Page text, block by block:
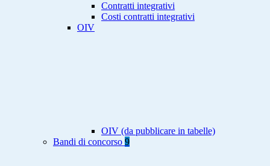
Contratti integrativi
Costi contratti integrativi
OIV
OIV (da pubblicare in tabelle)
Bandi di concorso 9